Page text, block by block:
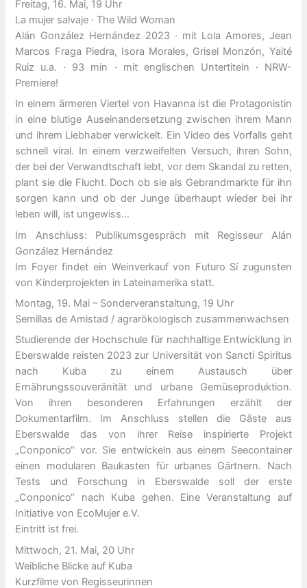
Freitag, 16. Mai, 19 Uhr
La mujer salvaje · The Wild Woman
Alán González Hernández 2023 · mit Lola Amores, Jean
Marcos Fraga Piedra, Isora Morales, Grisel Monzón, Yaité
Ruiz u.a. · 93 min · mit englischen Untertiteln · NRW-
Premiere!
In einem ärmeren Viertel von Havanna ist die Protagonistin
in eine blutige Auseinandersetzung zwischen ihrem Mann
und ihrem Liebhaber verwickelt. Ein Video des Vorfalls geht
schnell viral. In einem verzweifelten Versuch, ihren Sohn,
der bei der Verwandtschaft lebt, vor dem Skandal zu retten,
plant sie die Flucht. Doch ob sie als Gebrandmarkte für ihn
sorgen kann und ob der Junge überhaupt wieder bei ihr
leben will, ist ungewiss…
Im Anschluss: Publikumsgespräch mit Regisseur Alán
González Hernández
Im Foyer findet ein Weinverkauf von Futuro Sí zugunsten
von Kinderprojekten in Lateinamerika statt.
Montag, 19. Mai – Sonderveranstaltung, 19 Uhr
Semillas de Amistad / agrarökologisch zusammenwachsen
Studierende der Hochschule für nachhaltige Entwicklung in
Eberswalde reisten 2023 zur Universität von Sancti Spiritus
nach Kuba zu einem Austausch über
Ernährungssouveränität und urbane Gemüseproduktion.
Von ihren besonderen Erfahrungen erzählt der
Dokumentarfilm. Im Anschluss stellen die Gäste aus
Eberswalde das von ihrer Reise inspirierte Projekt
„Conponico“ vor. Sie entwickeln aus einem Seecontainer
einen modularen Baukasten für urbanes Gärtnern. Nach
Tests und Forschung in Eberswalde soll der erste
„Conponico“ nach Kuba gehen. Eine Veranstaltung auf
Initiative von EcoMujer e.V.
Eintritt ist frei.
Mittwoch, 21. Mai, 20 Uhr
Weibliche Blicke auf Kuba
Kurzfilme von Regisseurinnen